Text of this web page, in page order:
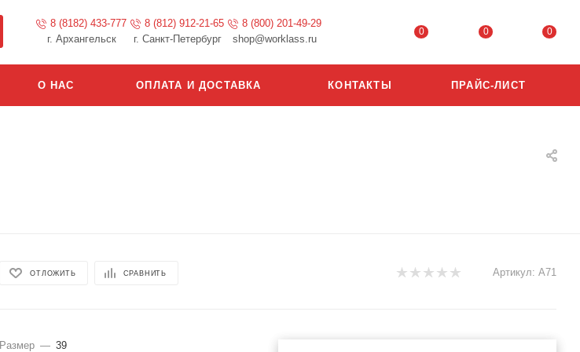
8 (8182) 433-777
г. Архангельск
8 (812) 912-21-65
г. Санкт-Петербург
8 (800) 201-49-29
shop@worklass.ru
0 0 0
О НАС ОПЛАТА И ДОСТАВКА КОНТАКТЫ ПРАЙС-ЛИСТ
ОТЛОЖИТЬ СРАВНИТЬ Артикул: А71
Размер — 39